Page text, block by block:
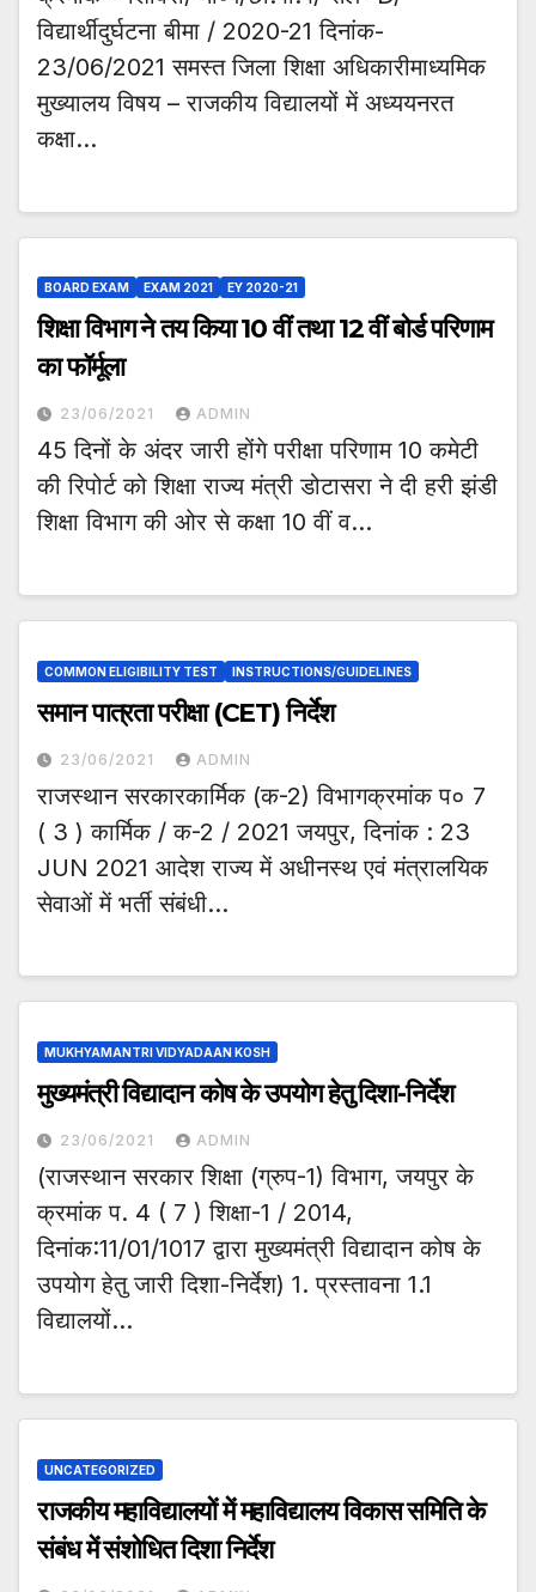
विद्यार्थीदुर्घटना बीमा / 2020-21 दिनांक-
23/06/2021 समस्त जिला शिक्षा अधिकारीमाध्यमिक
मुख्यालय विषय – राजकीय विद्यालयों में अध्ययनरत
कक्षा…
BOARD EXAM EXAM 2021 EY 2020-21
शिक्षा विभाग ने तय किया 10 वीं तथा 12 वीं बोर्ड परिणाम
का फॉर्मूला
23/06/2021 ADMIN
45 दिनों के अंदर जारी होंगे परीक्षा परिणाम 10 कमेटी
की रिपोर्ट को शिक्षा राज्य मंत्री डोटासरा ने दी हरी झंडी
शिक्षा विभाग की ओर से कक्षा 10 वीं व…
COMMON ELIGIBILITY TEST INSTRUCTIONS/GUIDELINES
समान पात्रता परीक्षा (CET) निर्देश
23/06/2021 ADMIN
राजस्थान सरकारकार्मिक (क-2) विभागक्रमांक प० 7
( 3 ) कार्मिक / क-2 / 2021 जयपुर, दिनांक : 23
JUN 2021 आदेश राज्य में अधीनस्थ एवं मंत्रालयिक
सेवाओं में भर्ती संबंधी…
MUKHYAMANTRI VIDYADAAN KOSH
मुख्यमंत्री विद्यादान कोष के उपयोग हेतु दिशा-निर्देश
23/06/2021 ADMIN
(राजस्थान सरकार शिक्षा (ग्रुप-1) विभाग, जयपुर के
क्रमांक प. 4 ( 7 ) शिक्षा-1 / 2014,
दिनांक:11/01/1017 द्वारा मुख्यमंत्री विद्यादान कोष के
उपयोग हेतु जारी दिशा-निर्देश) 1. प्रस्तावना 1.1
विद्यालयों…
UNCATEGORIZED
राजकीय महाविद्यालयों में महाविद्यालय विकास समिति के
संबंध में संशोधित दिशा निर्देश